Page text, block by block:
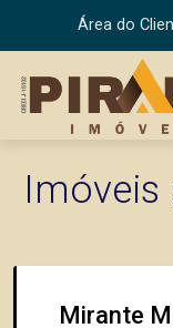
Área do
Mirante